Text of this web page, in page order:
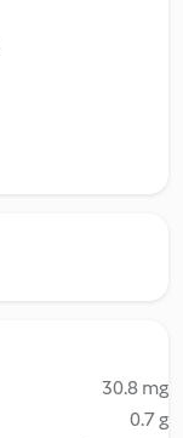
30.8 mg
0.7 g